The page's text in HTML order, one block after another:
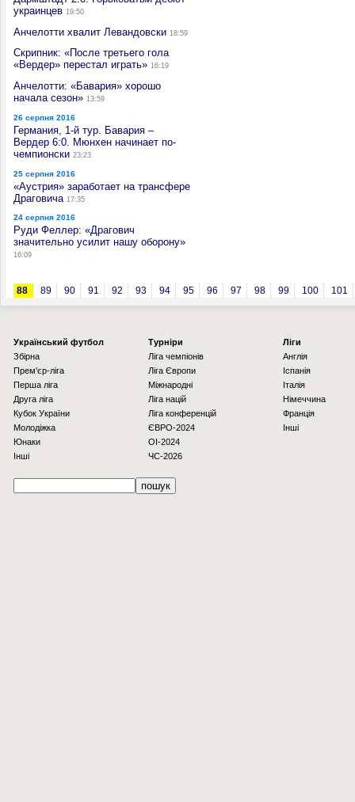
украинцев 19:50
Анчелотти хвалит Левандовски 18:59
Скрипник: «После третьего гола
«Вердер» перестал играть» 16:19
Анчелотти: «Бавария» хорошо
начала сезон» 13:59
26 серпня 2016
Германия, 1-й тур. Бавария –
Вердер 6:0. Мюнхен начинает по-
чемпионски 23:23
25 серпня 2016
«Аустрия» заработает на трансфере
Драговича 17:35
24 серпня 2016
Руди Феллер: «Драгович
значительно усилит нашу оборону»
16:09
88 89 90 91 92 93 94 95 96 97 98 99 100 101
Українcький футбол
Збірна
Прем'єр-ліга
Перша ліга
Друга ліга
Кубок України
Молодіжка
Юнаки
Інші
Турніри
Ліга чемпіонів
Ліга Європи
Міжнародні
Ліга націй
Ліга конференцій
ЄВРО-2024
OI-2024
ЧС-2026
Ліги
Англія
Іспанія
Італія
Німеччина
Франція
Інші